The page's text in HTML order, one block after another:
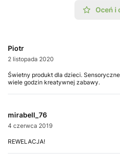
Oceń i
Piotr
2 listopada 2020
Świetny produkt dla dzieci.
wiele godzin kreatywnej zabawy.
mirabell_76
4 czerwca 2019
REWELACJA!